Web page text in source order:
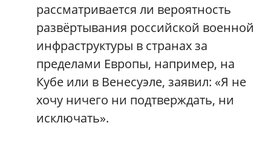
рассматривается ли вероятность
развёртывания российской военной
инфраструктуры в странах за
пределами Европы, например, на
Кубе или в Венесуэле, заявил: «Я не
хочу ничего ни подтверждать, ни
исключать».